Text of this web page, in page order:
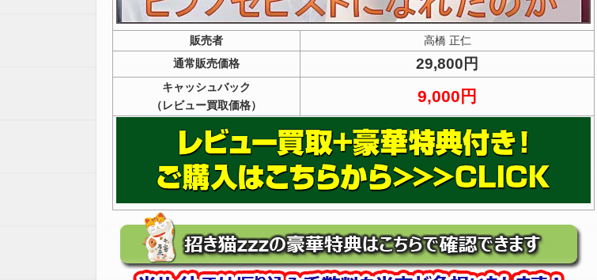
販売者
高橋 正仁
通常販売価格
29,800円
キャッシュバック
（レビュー買取価格）
9,000円